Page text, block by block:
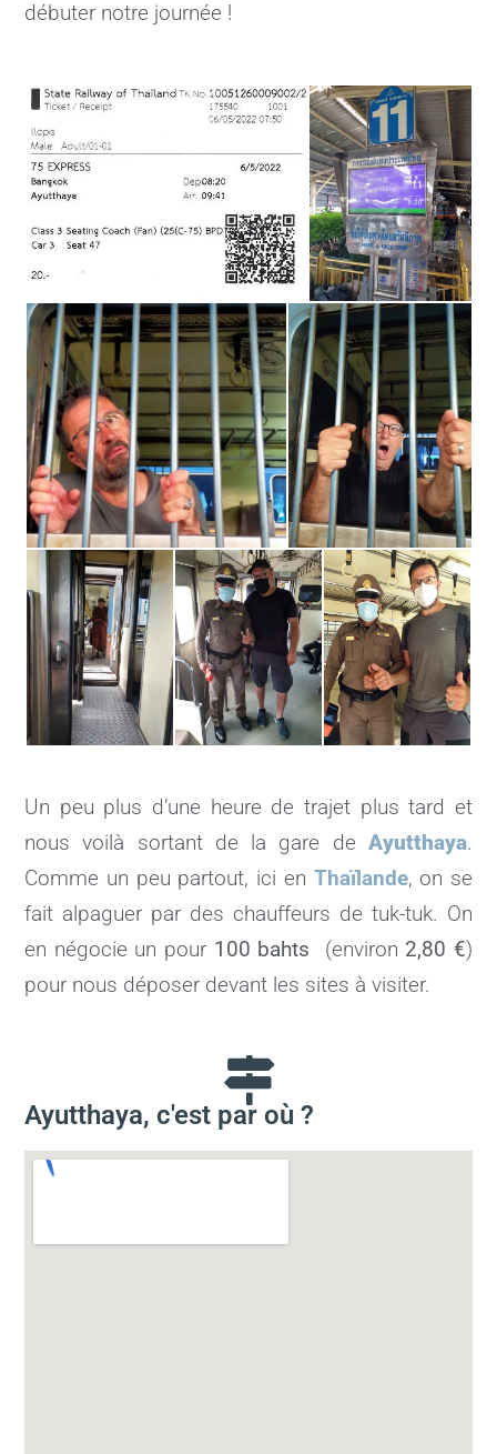
débuter notre journée !
Un peu plus d’une heure de trajet plus tard et
nous voilà sortant de la gare de Ayutthaya.
Comme un peu partout, ici en Thaïlande, on se
fait alpaguer par des chauffeurs de tuk-tuk. On
en négocie un pour 100 bahts (environ 2,80 €)
pour nous déposer devant les sites à visiter.
Ayutthaya, c'est par où ?